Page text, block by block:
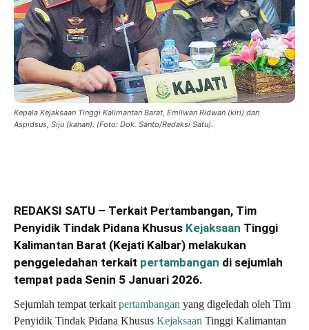
Kepala Kejaksaan Tinggi Kalimantan Barat, Emilwan Ridwan (kiri) dan
Aspidsus, Siju (kanan). (Foto: Dok. Santo/Redaksi Satu).
REDAKSI SATU – Terkait Pertambangan, Tim
Penyidik Tindak Pidana Khusus Kejaksaan Tinggi
Kalimantan Barat (Kejati Kalbar) melakukan
penggeledahan terkait pertambangan di sejumlah
tempat pada Senin 5 Januari 2026.
Sejumlah tempat terkait pertambangan yang digeledah oleh Tim
Penyidik Tindak Pidana Khusus Kejaksaan Tinggi Kalimantan